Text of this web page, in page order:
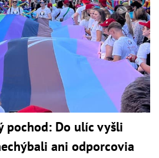
pochod: Do ulíc vyšli
ani odporcovia